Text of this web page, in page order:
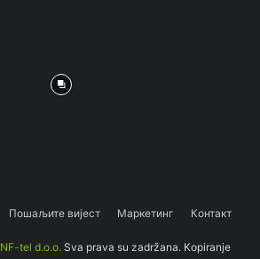
Пошаљите вијест Маркетинг Контакт
NF-tel d.o.o. Sva prava su zadržana. Kopiranje